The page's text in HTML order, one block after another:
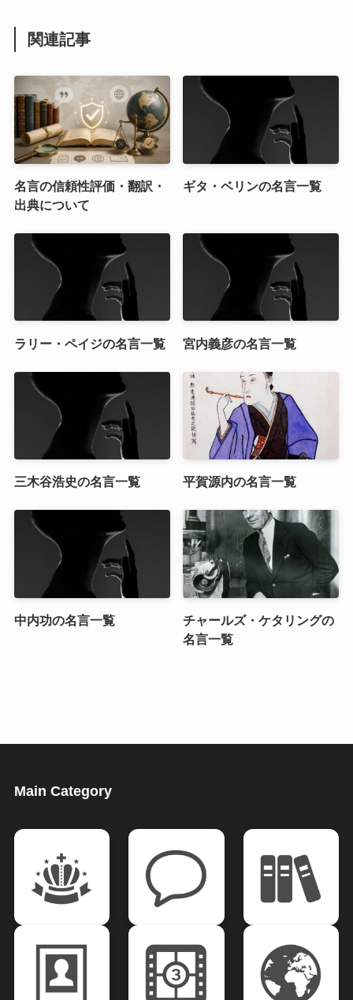
関連記事
名言の信頼性評価・翻訳・
出典について
ギタ・ベリンの名言一覧
ラリー・ペイジの名言一覧 宮内義彦の名言一覧
三木谷浩史の名言一覧 平賀源内の名言一覧
中内功の名言一覧
チャールズ・ケタリングの
名言一覧
Main Category